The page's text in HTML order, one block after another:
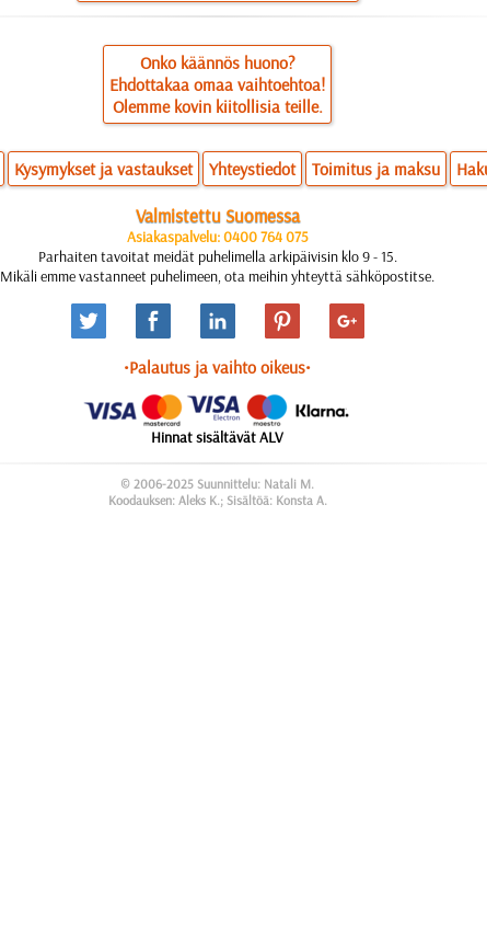
Onko käännös huono?
Ehdottakaa omaa vaihtoehtoa!
Olemme kovin kiitollisia teille.
Kysymykset ja vastaukset Yhteystiedot Toimitus ja maksu
Valmistettu Suomessa
Asiakaspalvelu: 0400 764 075
Parhaiten tavoitat meidät puhelimella arkipäivisin klo 9 - 15.
Mikäli emme vastanneet puhelimeen, ota meihin yhteyttä sähköpostitse.
•Palautus ja vaihto oikeus•
Hinnat sisältävät ALV
© 2006-2025 Suunnittelu: Natali M.
Koodauksen: Aleks K.; Sisältöä: Konsta A.